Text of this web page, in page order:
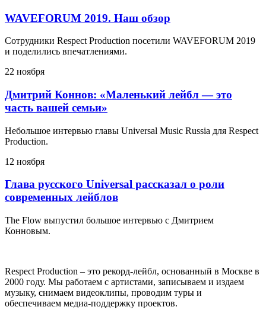
WAVEFORUM 2019. Наш обзор
Сотрудники Respect Production посетили WAVEFORUM 2019
и поделились впечатлениями.
22 ноября
Дмитрий Коннов: «Маленький лейбл — это
часть вашей семьи»
Небольшое интервью главы Universal Music Russia для Respect
Production.
12 ноября
Глава русского Universal рассказал о роли
современных лейблов
The Flow выпустил большое интервью с Дмитрием
Конновым.
Respect Production – это рекорд-лейбл, основанный в Москве в
2000 году. Мы работаем с артистами, записываем и издаем
музыку, снимаем видеоклипы, проводим туры и
обеспечиваем медиа-поддержку проектов.